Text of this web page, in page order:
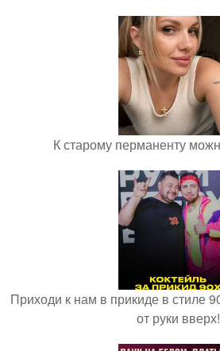
К старому перманенту
Приходи к нам в прикиде в стиле
от руки вверх!